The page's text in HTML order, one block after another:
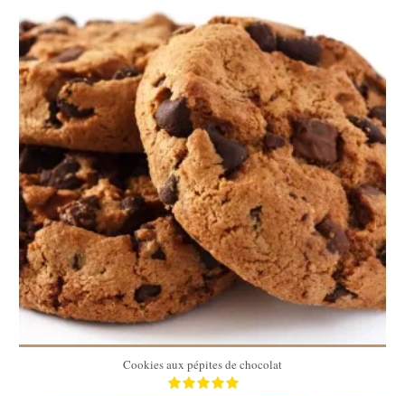
30 cookies
30 cookies
20 Min
Cookies aux pépites de chocolat